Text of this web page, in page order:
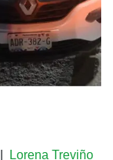
Lorena Treviño